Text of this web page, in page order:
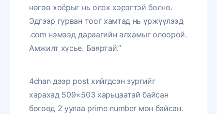
нөгөө хоёрыг нь олох хэрэгтэй болно.
Эдгээр гурван тоог хамтад нь үржүүлээд
.com нэмээд дараагийн алхамыг олоорой.
Амжилт хүсье. Баяртай.”
4chan дээр post хийгдсэн зургийг
харахад 509×503 харьцаатай байсан
бөгөөд 2 уулаа prime number мөн байсан.